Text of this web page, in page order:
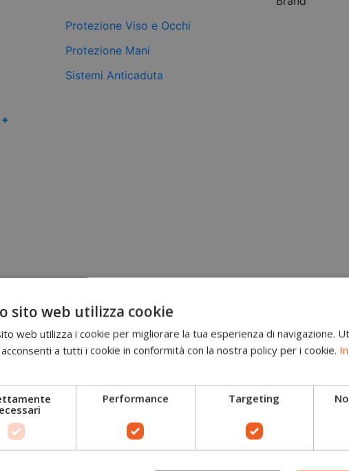
Protezione Viso e Occhi
Protezione Mani
Sistemi Anticaduta
Scarponi antitaglio
Giacche forestali
sito web utilizza cookie
web utilizza i cookie per migliorare la tua esperienza di navigazione.
a tutti i cookie in conformità con la nostra policy per i cookie.
Performance Targeting